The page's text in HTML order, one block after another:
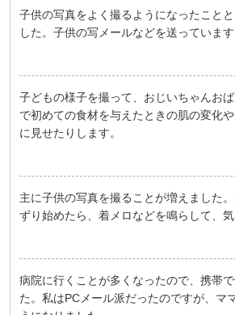
子供の写真をよく撮るようになったこと
した。子供の写メールなどを送っています
子どもの様子を撮って、おじいちゃんお
で初めての食材を与えたときの肌の変化
に見せたりします。
主に子供の写真を撮ることが増えました
ずり始めたら、着メロなどを鳴らして、気
病院に行くことが多くなったので、携帯
た。私はPCメール派だったのですが、マ